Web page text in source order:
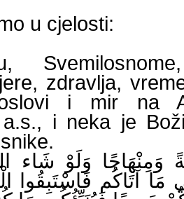
u cjelosti:
zdravlja,
i mir na
a.s., i neka je
وَلَوْ شَاء
آتَاكُم فَاسْتَبِقُوا